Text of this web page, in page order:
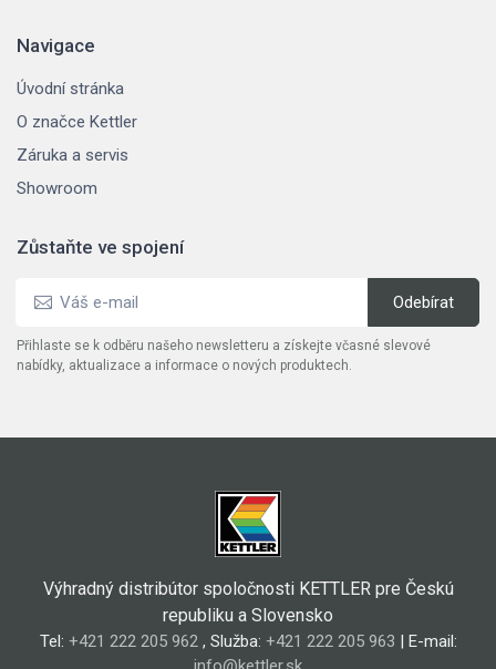
Navigace
Úvodní stránka
O značce Kettler
Záruka a servis
Showroom
Zůstaňte ve spojení
Přihlaste se k odběru našeho newsletteru a získejte včasné slevové
nabídky, aktualizace a informace o nových produktech.
Výhradný distribútor spoločnosti KETTLER pre Českú
republiku a Slovensko
Tel: +421 222 205 962, Služba: +421 222 205 963 | E-mail: